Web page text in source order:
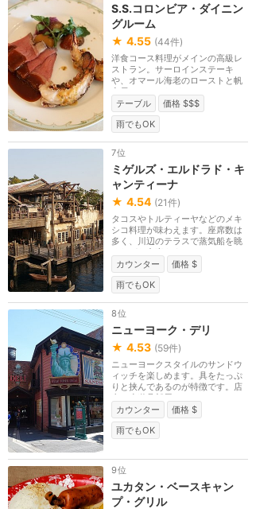
S.S.コロンビア・ダイニン
グルーム
★ 4.55 (44件)
洋食コース料理がメインの高級レ
ストラン。サーロインステーキ
や、オマール海老のローストと帆
立貝のソテーなどの...
テーブル
価格 $$$
雨でもOK
7位
ミゲルズ・エルドラド・キ
ャンティーナ
★ 4.54 (21件)
タコスやトルティーヤなどのメキ
シコ料理が味わえます。座席数は
多く、川辺のテラスで蒸気船を眺
めながら食事をす...
カウンター
価格 $
雨でもOK
8位
ニューヨーク・デリ
★ 4.53 (59件)
ニューヨークスタイルのサンドウ
ィッチを楽しめます。具をたっぷ
りと挟んであるのが特徴です。店
内は小道具部屋や...
カウンター
価格 $
雨でもOK
9位
ユカタン・ベースキャン
プ・グリル